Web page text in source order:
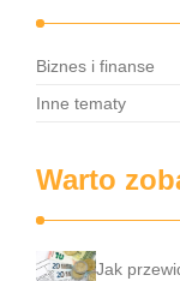
Biznes i finanse
Inne tematy
Warto
Jak